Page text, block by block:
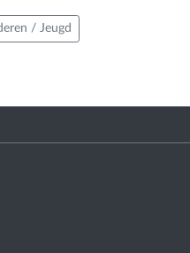
/ Jeugd